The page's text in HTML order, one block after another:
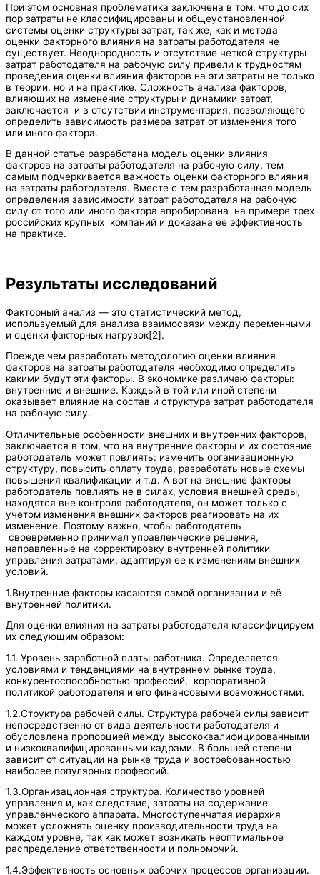
При этом основная проблематика заключена в том, что до сих
пор затраты не классифицированы и общеустановленной
системы оценки структуры затрат, так же, как и метода
оценки факторного влияния на затраты работодателя не
существует. Неоднородность и отсутствие четкой структуры
затрат работодателя на рабочую силу привели к трудностям
проведения оценки влияния факторов на эти затраты не только
в теории, но и на практике. Сложность анализа факторов,
влияющих на изменение структуры и динамики затрат,
заключается и в отсутствии инструментария, позволяющего
определить зависимость размера затрат от изменения того
или иного фактора.
В данной статье разработана модель оценки влияния
факторов на затраты работодателя на рабочую силу, тем
самым подчеркивается важность оценки факторного влияния
на затраты работодателя. Вместе с тем разработанная модель
определения зависимости затрат работодателя на рабочую
силу от того или иного фактора апробирована на примере трех
российских крупных компаний и доказана ее эффективность
на практике.
Результаты исследований
Факторный анализ — это статистический метод,
используемый для анализа взаимосвязи между переменными
и оценки факторных нагрузок[2].
Прежде чем разработать методологию оценки влияния
факторов на затраты работодателя необходимо определить
какими будут эти факторы. В экономике различаю факторы:
внутренние и внешние. Каждый в той или иной степени
оказывает влияние на состав и структура затрат работодателя
на рабочую силу.
Отличительные особенности внешних и внутренних факторов,
заключается в том, что на внутренние факторы и их состояние
работодатель может повлиять: изменить организационную
структуру, повысить оплату труда, разработать новые схемы
повышения квалификации и т.д. А вот на внешние факторы
работодатель повлиять не в силах, условия внешней среды,
находятся вне контроля работодателя, он может только с
учетом изменения внешних факторов реагировать на их
изменение. Поэтому важно, чтобы работодатель
своевременно принимал управленческие решения,
направленные на корректировку внутренней политики
управления затратами, адаптируя ее к изменениям внешних
условий.
1.Внутренние факторы касаются самой организации и её
внутренней политики.
Для оценки влияния на затраты работодателя классифицируем
их следующим образом:
1.1. Уровень заработной платы работника. Определяется
условиями и тенденциями на внутреннем рынке труда,
конкурентоспособностью профессий, корпоративной
политикой работодателя и его финансовыми возможностями.
1.2.Структура рабочей силы. Структура рабочей силы зависит
непосредственно от вида деятельности работодателя и
обусловлена пропорцией между высококвалифицированными
и низкоквалифицированными кадрами. В большей степени
зависит от ситуации на рынке труда и востребованностью
наиболее популярных профессий.
1.3.Организационная структура. Количество уровней
управления и, как следствие, затраты на содержание
управленческого аппарата. Многоступенчатая иерархия
может усложнять оценку производительности труда на
каждом уровне, так как может возникать неоптимальное
распределение ответственности и полномочий.
1.4.Эффективность основных рабочих процессов организации.